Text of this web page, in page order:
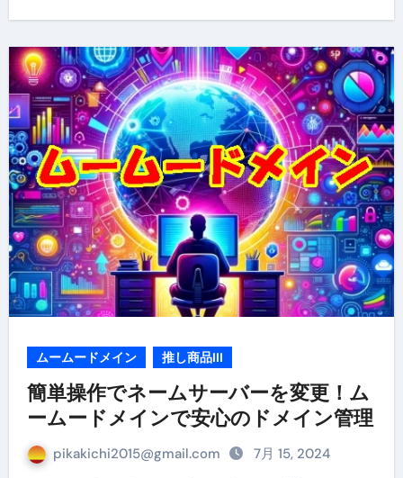
ムームードメイン 推し商品III
簡単操作でネームサーバーを変更！ム
ームードメインで安心のドメイン管理
pikakichi2015@gmail.com 7月 15, 2024